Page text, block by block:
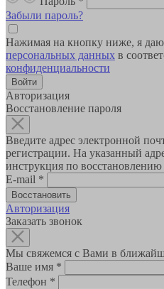
Забыли пароль?
Нажимая на кнопку ниже, я даю
персональных данных в
конфиденциальности
Авторизация
Восстановление пароля
Введите адрес электронной
регистрации. На указанный
инструкция по восстановлению
E-mail *
Авторизация
Заказать звонок
Мы свяжемся с Вами в
Ваше имя *
Телефон *